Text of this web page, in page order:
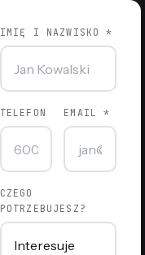
IMIĘ I NAZWISKO *
TELEFON EMAIL *
CZEGO
POTRZEBUJESZ?